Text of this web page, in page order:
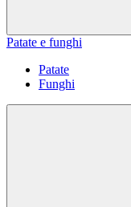
Patate e funghi
Patate
Funghi